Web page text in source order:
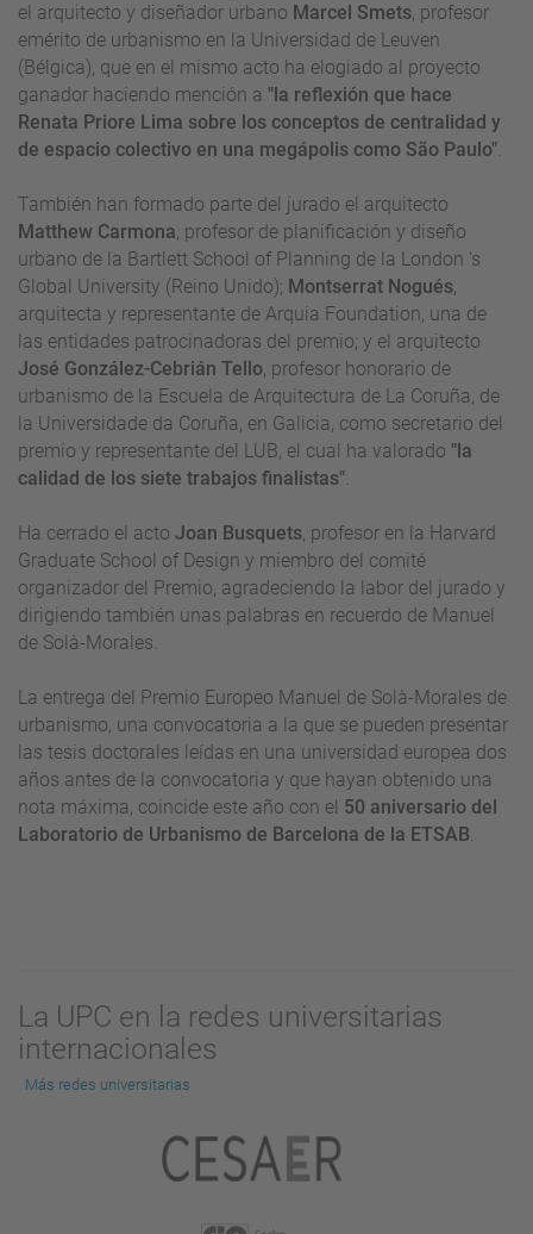
el arquitecto y diseñador urbano Marcel Smets , profesor
emérito de urbanismo en la Universidad de Leuven
(Bélgica), que en el mismo acto ha elogiado al proyecto
ganador haciendo mención a "la reflexión que hace
Renata Priore Lima sobre los conceptos de centralidad y
de espacio colectivo en una megápolis como São Paulo"
También han formado parte del jurado el arquitecto
Matthew Carmona , profesor de planificación y diseño
urbano de la Bartlett School of Planning de la London 's
Global University (Reino Unido); Montserrat Nogués
arquitecta y representante de Arquia Foundation, una de
las entidades patrocinadoras del premio; y el arquitecto
José González-Cebrián Tello , profesor honorario de
urbanismo de la Escuela de Arquitectura de La Coruña, de
la Universidade da Coruña, en Galicia, como secretario del
premio y representante del LUB, el cual ha valorado "la
calidad de los siete trabajos finalistas"
Ha cerrado el acto Joan Busquets , profesor en la Harvard
Graduate School of Design y miembro del comité
organizador del Premio, agradeciendo la labor del jurado y
dirigiendo también unas palabras en recuerdo de Manuel
de Solà-Morales.
La entrega del Premio Europeo Manuel de Solà-Morales de
urbanismo, una convocatoria a la que se pueden presentar
las tesis doctorales leídas en una universidad europea dos
años antes de la convocatoria y que hayan obtenido una
nota máxima, coincide este año con el 50 aniversario del
Laboratorio de Urbanismo de Barcelona de la ETSAB
La UPC en la redes universitarias
internacionales
Más redes universitarias